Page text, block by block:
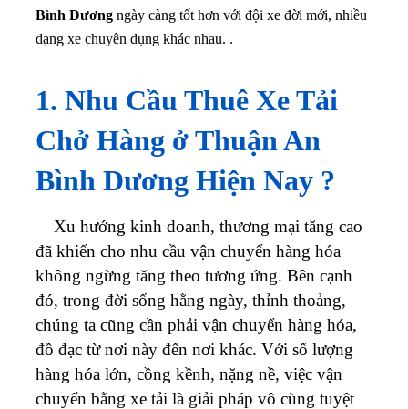
Bình Dương ngày càng tốt hơn với đội xe đời mới, nhiều
dạng xe chuyên dụng khác nhau. .
1. Nhu Cầu Thuê Xe Tải
Chở Hàng ở Thuận An
Bình Dương Hiện Nay ?
Xu hướng kinh doanh, thương mại tăng cao
đã khiến cho nhu cầu vận chuyển hàng hóa
không ngừng tăng theo tương ứng. Bên cạnh
đó, trong đời sống hằng ngày, thỉnh thoảng,
chúng ta cũng cần phải vận chuyển hàng hóa,
đồ đạc từ nơi này đến nơi khác. Với số lượng
hàng hóa lớn, cồng kềnh, nặng nề, việc vận
chuyển bằng xe tải là giải pháp vô cùng tuyệt